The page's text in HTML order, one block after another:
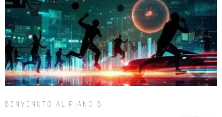
BENVENUTO AL PIANO B